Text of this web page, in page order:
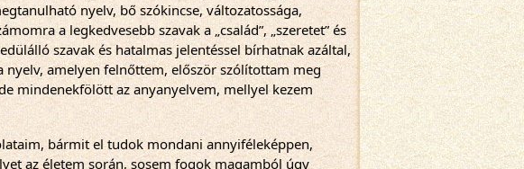
nyelv, bő szókincse, változatossága,
a legkedvesebb szavak a „család”, „szeretet” és
szavak és hatalmas jelentéssel bírhatnak azáltal,
nyelv, amelyen felnőttem, először szólítottam meg
mindenekfölött az anyanyelvem, mellyel kezem
bármit el tudok mondani annyiféleképpen,
az életem során, sosem fogok magamból úgy